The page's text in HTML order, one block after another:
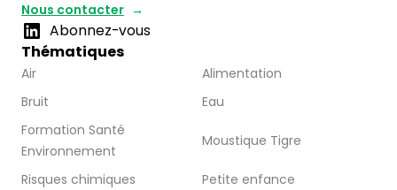
Nous contacter
Abonnez-vous
Thématiques
Air
Alimentation
Bruit
Eau
Formation Santé
Environnement
Moustique Tigre
Risques chimiques
Petite enfance